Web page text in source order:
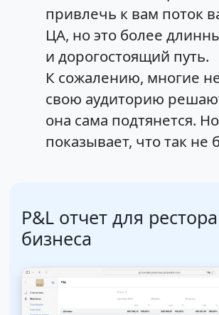
привлечь к вам поток
ЦА, но это более
и дорогостоящий путь.
К сожалению, многие
свою аудиторию
она сама подтянется.
показывает, что так не
P&L отчет для
бизнеса